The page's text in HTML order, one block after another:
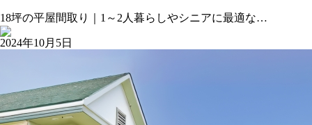
18坪の平屋間取り｜1～2人暮らしやシニアに最適な…
2024年10月5日